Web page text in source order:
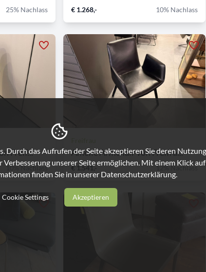
25% Nachlass € 1.268,- 10% Nachlass
Freif...
10% Nachlass
Amelie Armchair von Freifra...
€ 1.541,- 12% Nachlass
das Aufrufen der Seite akzeptieren Sie deren
unserer Seite ermöglichen. Mit einem Klick auf
finden Sie in unserer Datenschutzerklärung.
Cookie Settings Akzeptieren